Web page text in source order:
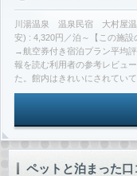
川湯温泉 温泉民宿 大村屋温
安) : 4,320円／泊～【この施
→航空券付き宿泊プラン平均
報を読む利用者の参考レビュ
た。館内はきれいにされてい
ペットと泊まった口